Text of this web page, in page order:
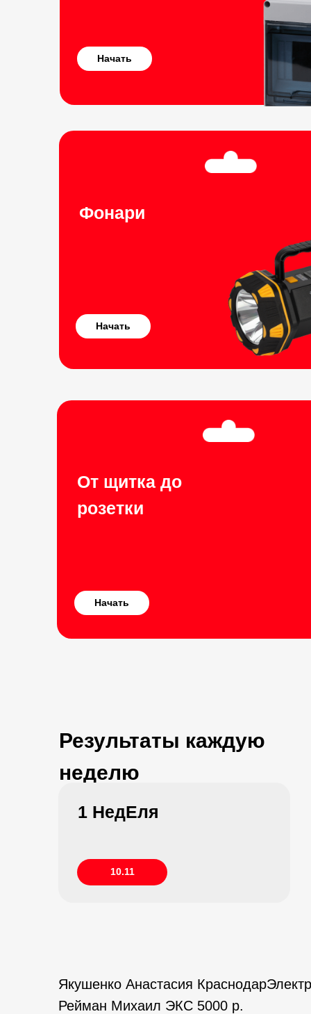
Фонари
Начать
Начать
От щитка до
розетки
Начать
Результаты каждую
неделю
1 НедЕля
10.11
Якушенко Анастасия
Рейман Михаил ЭКС 5000 р.